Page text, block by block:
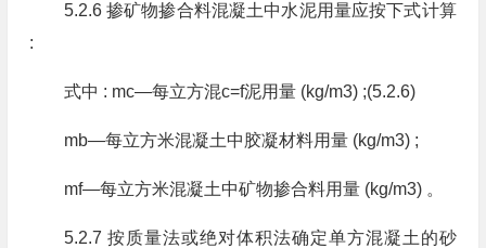
5.2.6 掺矿物掺合料混凝土中水泥用量应按下式计算
:
式中 : mc—每立方混c=f泥用量 (kg/m3) ;(5.2.6)
mb—每立方米混凝土中胶凝材料用量 (kg/m3) ;
mf—每立方米混凝土中矿物掺合料用量 (kg/m3) 。
5.2.7 按质量法或绝对体积法确定单方混凝土的砂